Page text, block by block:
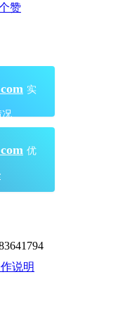
赞
实
况
优
说明